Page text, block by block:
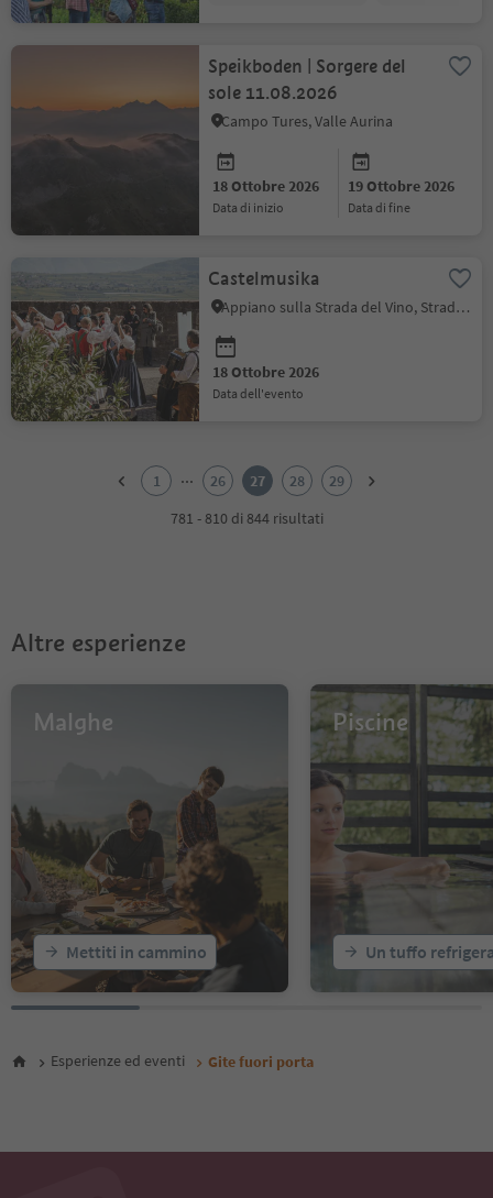
Speikboden | Sorgere del
sole 11.08.2026
Campo Tures, Valle Aurina
18 Ottobre 2026
data di inizio
19 Ottobre 2026
data di fine
Castelmusika
Appiano sulla Strada del Vino, Strada del Vino
18 Ottobre 2026
data dell'evento
10
12
17
18
19
21
22
23
24
25
26
29
1 ... 26 27 28
29
781 - 810 di 844 risultati
Altre esperienze
Malghe
Mettiti in cammino
Piscine
Un tuffo
Esperienze ed eventi Gite fuori porta